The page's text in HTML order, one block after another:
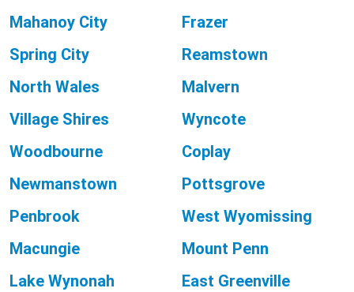
Mahanoy City
Frazer
Spring City
Reamstown
North Wales
Malvern
Village Shires
Wyncote
Woodbourne
Coplay
Newmanstown
Pottsgrove
Penbrook
West Wyomissing
Macungie
Mount Penn
Lake Wynonah
East Greenville